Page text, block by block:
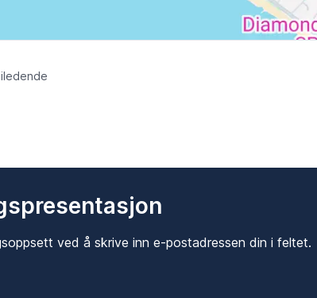
ved å skrive inn e-postadressen din i feltet.